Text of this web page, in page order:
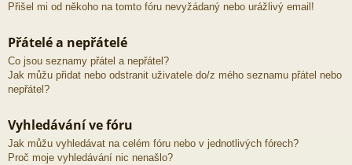
Přišel mi od někoho na tomto fóru nevyžádaný nebo urážlivý email!
Přátelé a nepřátelé
Co jsou seznamy přátel a nepřátel?
Jak můžu přidat nebo odstranit uživatele do/z mého seznamu přátel nebo
nepřátel?
Vyhledávání ve fóru
Jak můžu vyhledávat na celém fóru nebo v jednotlivých fórech?
Proč moje vyhledávání nic nenašlo?